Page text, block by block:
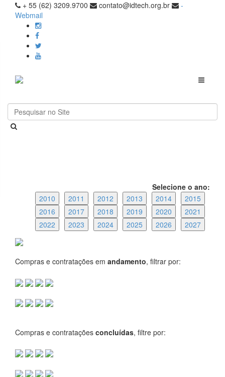
+ 55 (62) 3209.9700 contato@idtech.org.br
-
Webmail
Toggle
Selecione o ano:
2010
2011 2012 2013 2014
2015
2016
2017 2018 2019 2020
2021
2022
2023 2024 2025 2026 2027
Compras e contratações em andamento, filtrar por:
Compras e contratações concluídas, filtre por: